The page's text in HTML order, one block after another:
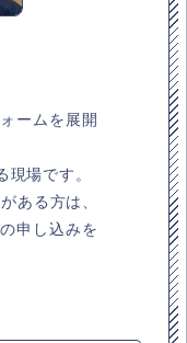
ームを展開
場です。
ある方は、
申し込みを